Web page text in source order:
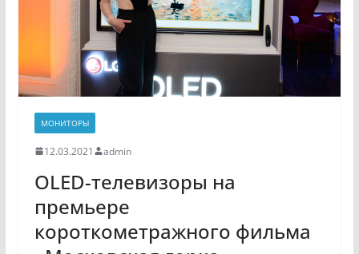
МОНИТОРЫ
12.03.2021 admin
OLED-телевизоры на
премьере
короткометражного фильма